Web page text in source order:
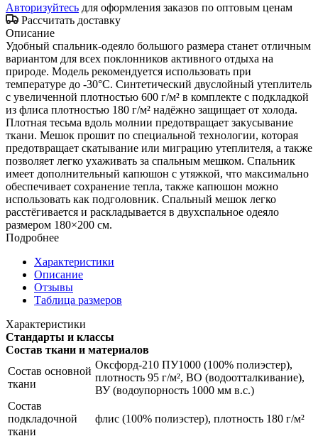
Авторизуйтесь для оформления заказов по оптовым ценам
Рассчитать доставку
Описание
Удобный спальник-одеяло большого размера станет отличным
вариантом для всех поклонников активного отдыха на
природе. Модель рекомендуется использовать при
температуре до -30°C. Синтетический двуслойный утеплитель
с увеличенной плотностью 600 г/м² в комплекте с подкладкой
из флиса плотностью 180 г/м² надёжно защищает от холода.
Плотная тесьма вдоль молнии предотвращает закусывание
ткани. Мешок прошит по специальной технологии, которая
предотвращает скатывание или миграцию утеплителя, а также
позволяет легко ухаживать за спальным мешком. Спальник
имеет дополнительный капюшон с утяжкой, что максимально
обеспечивает сохранение тепла, также капюшон можно
использовать как подголовник. Спальный мешок легко
расстёгивается и раскладывается в двухспальное одеяло
размером 180×200 см.
Подробнее
Характеристики
Описание
Отзывы
Таблица размеров
Характеристики
Стандарты и классы
Состав ткани и материалов
Состав основной
ткани
Оксфорд-210 ПУ1000 (100% полиэстер),
плотность 95 г/м², ВО (водоотталкивание),
ВУ (водоупорность 1000 мм в.с.)
Состав
подкладочной
ткани
флис (100% полиэстер), плотность 180 г/м²